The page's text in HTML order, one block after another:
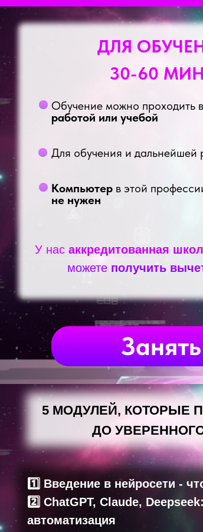
ДЛЯ
30-60
Обучение можно проходить в
работой или учебой
Для обучения и дальнейшей
Компьютер в этой
не нужен
У нас аккредитованная
можете получить
5 МОДУЛЕЙ, КОТОРЫЕ
ДО
1️⃣ Введение в нейросети -
2️⃣ ChatGPT, Claude,
автоматизация